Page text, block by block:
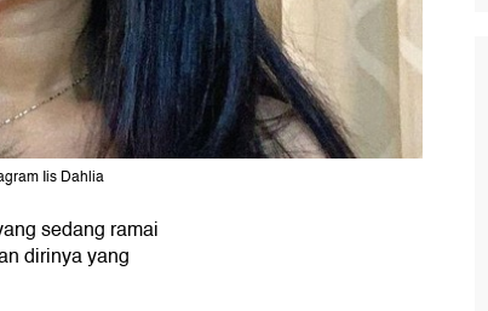
Iis Dahlia
sedang ramai
dirinya yang